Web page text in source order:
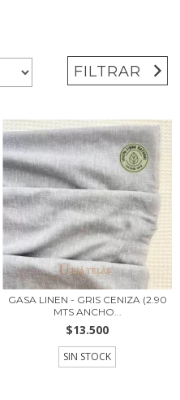
FILTRAR
GASA LINEN - GRIS CENIZA (2.90
MTS ANCHO...
$13.500
SIN STOCK